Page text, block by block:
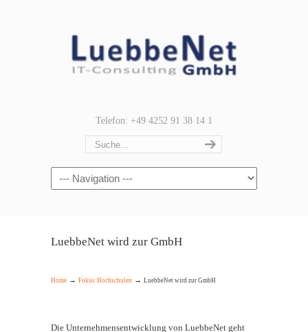
Telefon: +49 4252 91 38 14 1
Navigation
LuebbeNet wird zur GmbH
Home → Fokus:Hochschulen → LuebbeNet wird zur GmbH
Die Unternehmensentwicklung von LuebbeNet geht